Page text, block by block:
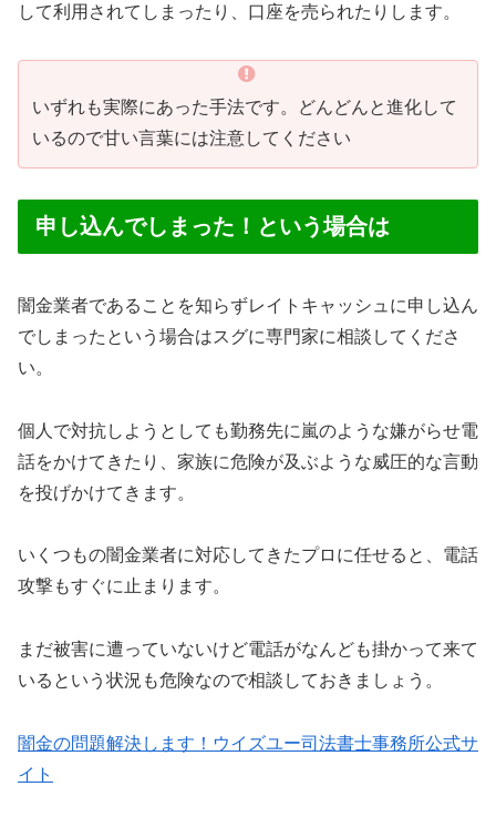
して利用されてしまったり、口座を売られたりします。
いずれも実際にあった手法です。どんどんと進化して
いるので甘い言葉には注意してください
申し込んでしまった！という場合は
闇金業者であることを知らずレイトキャッシュに申し込ん
でしまったという場合はスグに専門家に相談してくださ
い。
個人で対抗しようとしても勤務先に嵐のような嫌がらせ電
話をかけてきたり、家族に危険が及ぶような威圧的な言動
を投げかけてきます。
いくつもの闇金業者に対応してきたプロに任せると、電話
攻撃もすぐに止まります。
まだ被害に遭っていないけど電話がなんども掛かって来て
いるという状況も危険なので相談しておきましょう。
闇金の問題解決します！ウイズユー司法書士事務所公式サ
イト